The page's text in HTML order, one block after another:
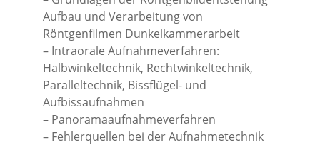
Aufbau und Verarbeitung von
Röntgenfilmen Dunkelkammerarbeit
– Intraorale Aufnahmeverfahren:
Halbwinkeltechnik, Rechtwinkeltechnik,
Paralleltechnik, Bissflügel- und
Aufbissaufnahmen
– Panoramaaufnahmeverfahren
– Fehlerquellen bei der Aufnahmetechnik